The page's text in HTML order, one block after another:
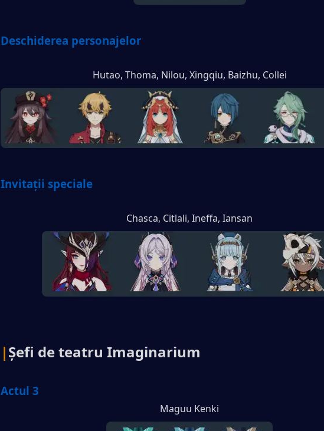
Deschiderea personajelor
Hutao, Thoma, Nilou, Xingqiu, Baizhu, Collei
Invitații speciale
Chasca, Citlali, Ineffa, Iansan
|Șefi de teatru Imaginarium
Actul 3
Maguu Kenki